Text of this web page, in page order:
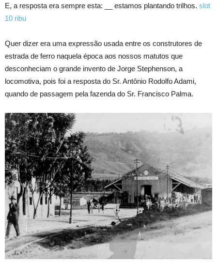
E, a resposta era sempre esta: __ estamos plantando trilhos. slot
10 ribu
Quer dizer era uma expressão usada entre os construtores de
estrada de ferro naquela época aos nossos matutos que
desconheciam o grande invento de Jorge Stephenson, a
locomotiva, pois foi a resposta do Sr. Antônio Rodolfo Adami,
quando de passagem pela fazenda do Sr. Francisco Palma.